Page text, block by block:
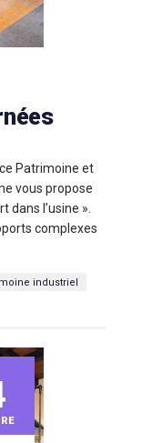
Patrimoine et
vous propose
dans l’usine ».
complexes
industriel